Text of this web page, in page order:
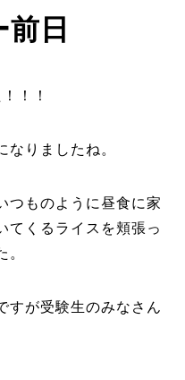
日
！！
なりましたね。
つものように昼食に家
てくるライスを頬張っ
。
すが受験生のみなさん